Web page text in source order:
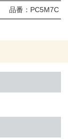
品番： PC5M7C